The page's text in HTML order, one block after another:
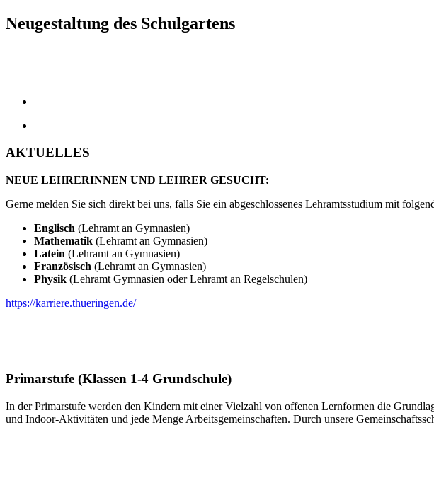
Neugestaltung des Schulgartens
AKTUELLES
NEUE LEHRERINNEN UND LEHRER GESUCHT:
Gerne melden Sie sich direkt bei uns, falls Sie ein abgeschlossenes Lehramtsstudium mit
Englisch (Lehramt an Gymnasien)
Mathematik (Lehramt an Gymnasien)
Latein (Lehramt an Gymnasien)
Französisch (Lehramt an Gymnasien)
Physik (Lehramt Gymnasien oder Lehramt an Regelschulen)
https://karriere.thueringen.de/
Primarstufe (Klassen 1-4 Grundschule)
In der Primarstufe werden den Kindern mit einer Vielzahl von offenen Lernformen die
und Indoor-Aktivitäten und jede Menge Arbeitsgemeinschaften. Durch unsere